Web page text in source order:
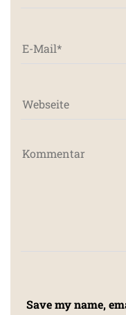
Save my name,